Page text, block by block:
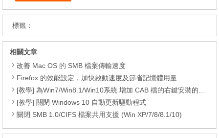
標籤：
相關文章
改善 Mac OS 的 SMB 檔案傳輸速度
Firefox 的效能設定，加快啟動速度及節省記憶體用量
[教學] 為Win7/Win8.1/Win10系統 增加 CAB 檔的右鍵安裝的功能
[教學] 關閉 Windows 10 自動更新驅動程式
關閉 SMB 1.0/CIFS 檔案共用支援 (Win XP/7/8/8.1/10)